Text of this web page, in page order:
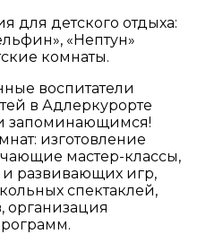
для детского отдыха:
«Нептун»
комнаты.
воспитатели
в Адлеркурорте
запоминающимся!
изготовление
мастер-классы,
развивающих игр,
спектаклей,
организация